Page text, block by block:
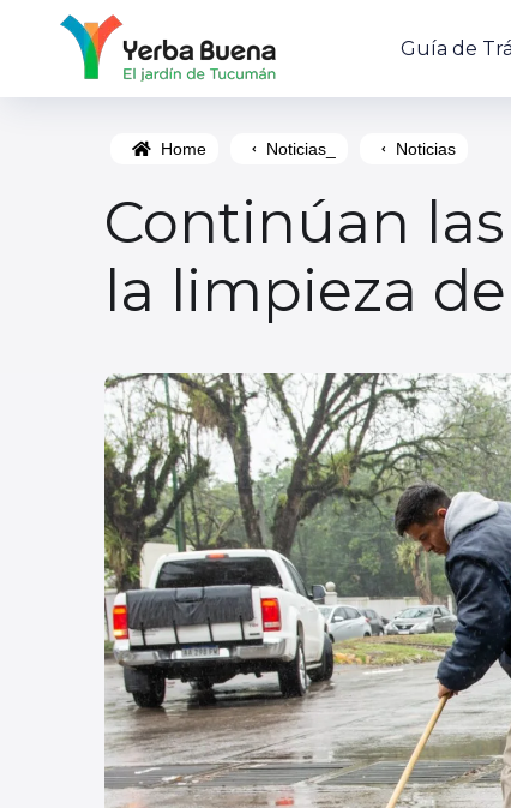
Guía de
Home Noticias_ Noticias
Continúan
la limpieza